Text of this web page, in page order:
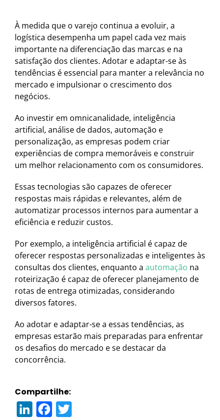
À medida que o varejo continua a evoluir, a
logística desempenha um papel cada vez mais
importante na diferenciação das marcas e na
satisfação dos clientes. Adotar e adaptar-se às
tendências é essencial para manter a relevância no
mercado e impulsionar o crescimento dos
negócios.
Ao investir em omnicanalidade, inteligência
artificial, análise de dados, automação e
personalização, as empresas podem criar
experiências de compra memoráveis ​​e construir
um melhor relacionamento com os consumidores.
Essas tecnologias são capazes de oferecer
respostas mais rápidas e relevantes, além de
automatizar processos internos para aumentar a
eficiência e reduzir custos.
Por exemplo, a inteligência artificial é capaz de
oferecer respostas personalizadas e inteligentes às
consultas dos clientes, enquanto a automação na
roteirização é capaz de oferecer planejamento de
rotas de entrega otimizadas, considerando
diversos fatores.
Ao adotar e adaptar-se a essas tendências, as
empresas estarão mais preparadas para enfrentar
os desafios do mercado e se destacar da
concorrência.
LinkedIn
Facebook
Compartilhe: